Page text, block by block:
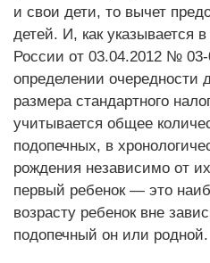
и свои дети, то вычет
детей. И, как указывается
России от 03.04.2012 №
определении очередности
размера стандартного
учитывается общее
подопечных, в
рождения независимо от
первый ребенок — это
возрасту ребенок вне
подопечный он или родной.